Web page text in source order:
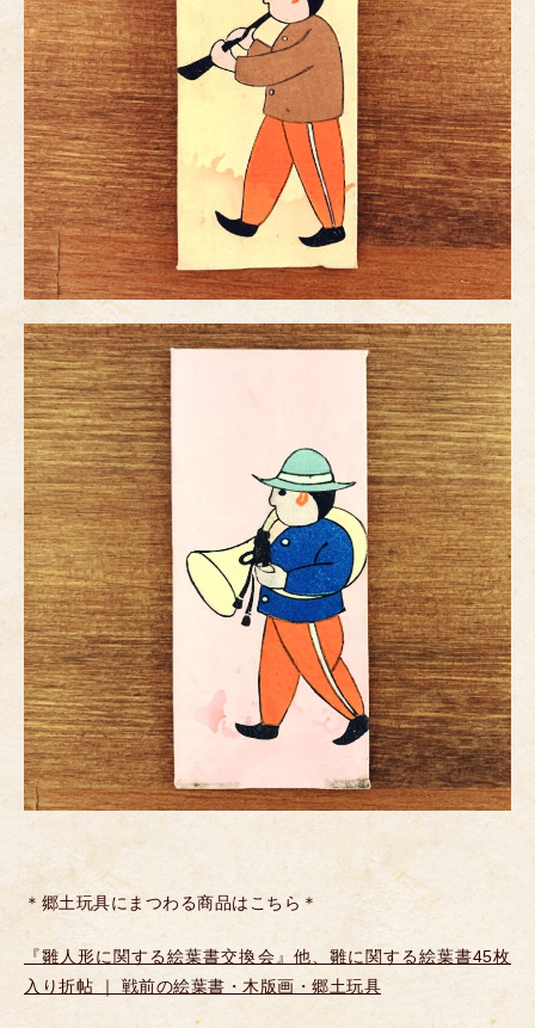
＊郷土玩具にまつわる商品はこちら＊
『雛人形に関する絵葉書交換会』他、雛に関する絵葉書45枚
入り折帖 ｜ 戦前の絵葉書・木版画・郷土玩具